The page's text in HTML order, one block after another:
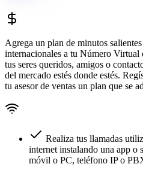
Agrega un plan de minutos
internacionales a tu Número Virtual
tus seres queridos, amigos o
del mercado estés donde estés.
tu asesor de ventas un plan que se
Realiza tus llamadas
internet instalando una app o
móvil o PC, teléfono IP o